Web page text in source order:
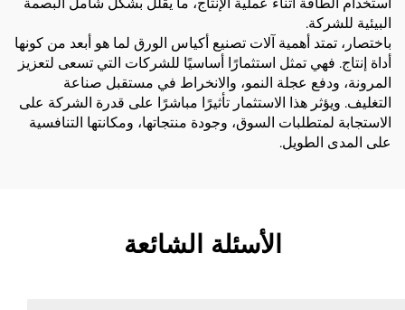
البيئية للشركة.
باختصار، تمتد أهمية آلات تصنيع أكياس الورق لما هو أبعد من كونها
أداة إنتاج. فهي تمثل استثمارًا أساسيًا للشركات التي تسعى لتعزيز
المرونة، ودفع عجلة النمو، والانخراط في مستقبل صناعة
التغليف. ويؤثر هذا الاستثمار تأثيرًا مباشرًا على قدرة الشركة على
الاستجابة لمتطلبات السوق، وجودة منتجاتها، ومكانتها التنافسية
على المدى الطويل.
الأسئلة الشائعة